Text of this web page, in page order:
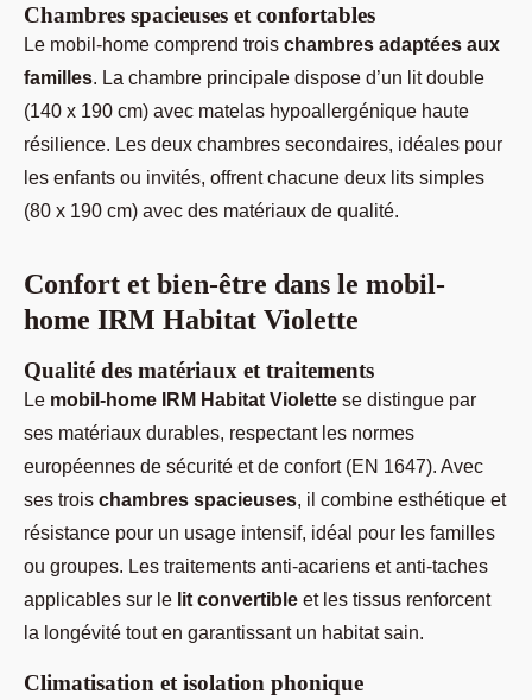
Chambres spacieuses et confortables
Le mobil-home comprend trois chambres adaptées aux
familles. La chambre principale dispose d’un lit double
(140 x 190 cm) avec matelas hypoallergénique haute
résilience. Les deux chambres secondaires, idéales pour
les enfants ou invités, offrent chacune deux lits simples
(80 x 190 cm) avec des matériaux de qualité.
Confort et bien-être dans le mobil-
home IRM Habitat Violette
Qualité des matériaux et traitements
Le mobil-home IRM Habitat Violette se distingue par
ses matériaux durables, respectant les normes
européennes de sécurité et de confort (EN 1647). Avec
ses trois chambres spacieuses, il combine esthétique et
résistance pour un usage intensif, idéal pour les familles
ou groupes. Les traitements anti-acariens et anti-taches
applicables sur le lit convertible et les tissus renforcent
la longévité tout en garantissant un habitat sain.
Climatisation et isolation phonique